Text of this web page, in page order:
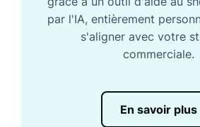
par l'IA, entièrement
s'aligner avec votre
commerciale.
En savoir plus